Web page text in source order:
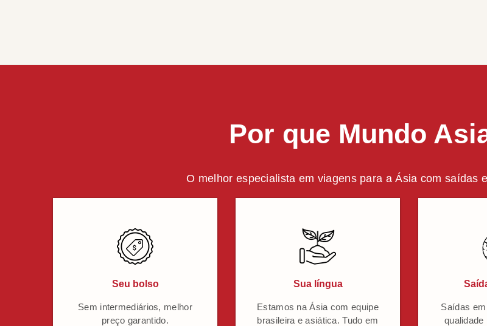
Por que Mundo
O melhor especialista em viagens para a Ásia com saídas
Seu bolso
Sem intermediários, melhor
preço garantido.
Sua língua
Estamos na Ásia com equipe
brasileira e asiática. Tudo em
Saídas
qualidade